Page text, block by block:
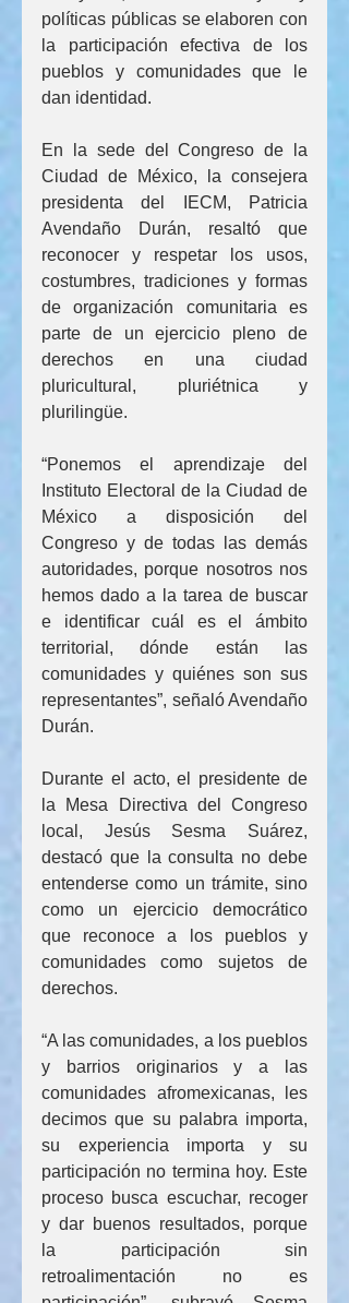
políticas públicas se elaboren con
la participación efectiva de los
pueblos y comunidades que le
dan identidad.
En la sede del Congreso de la
Ciudad de México, la consejera
presidenta del IECM, Patricia
Avendaño Durán, resaltó que
reconocer y respetar los usos,
costumbres, tradiciones y formas
de organización comunitaria es
parte de un ejercicio pleno de
derechos en una ciudad
pluricultural, pluriétnica y
plurilingüe.
“Ponemos el aprendizaje del
Instituto Electoral de la Ciudad de
México a disposición del
Congreso y de todas las demás
autoridades, porque nosotros nos
hemos dado a la tarea de buscar
e identificar cuál es el ámbito
territorial, dónde están las
comunidades y quiénes son sus
representantes”, señaló Avendaño
Durán.
Durante el acto, el presidente de
la Mesa Directiva del Congreso
local, Jesús Sesma Suárez,
destacó que la consulta no debe
entenderse como un trámite, sino
como un ejercicio democrático
que reconoce a los pueblos y
comunidades como sujetos de
derechos.
“A las comunidades, a los pueblos
y barrios originarios y a las
comunidades afromexicanas, les
decimos que su palabra importa,
su experiencia importa y su
participación no termina hoy. Este
proceso busca escuchar, recoger
y dar buenos resultados, porque
la participación sin
retroalimentación no es